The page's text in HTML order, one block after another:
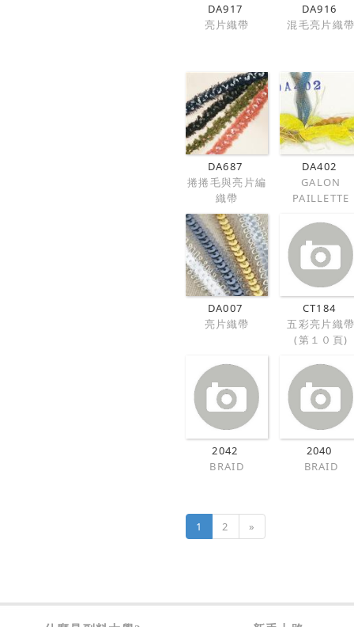
DA917
亮片織帶
DA916
混毛亮片織
DA687
捲捲毛與亮片編
織帶
DA402
GALON
PAILLETTE
DA007
亮片織帶
CT184
五彩亮片織
(第１０頁)
2042
BRAID
2040
BRAID
1 2 »